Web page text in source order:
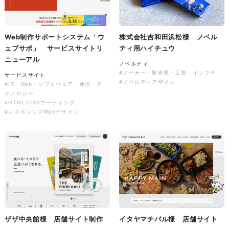
ソレイユ障害年金サポートセン
ター様 コーポレートサイト制
作
コーポレートサイト
#介護・福祉
#HTML/CSSコーディング
Web制作サポートシステム「ウ
ェブサポ」 サービスサイトリ
ニューアル
サービスサイト
#IT・Web・ソフトウェア・通信・テ
クノロジー
#HTML/CSSコーディング
#レスポンシブWebデザイン
株式会社吉和田浜松様 ノベル
ティ用ハイチュウ
ノベルティ
#メーカー・製造業・工業・インフラ
#ノベルティデザイン
ザザ中央館様 店舗サイト制作
イタヤマチバル様 店舗サイト